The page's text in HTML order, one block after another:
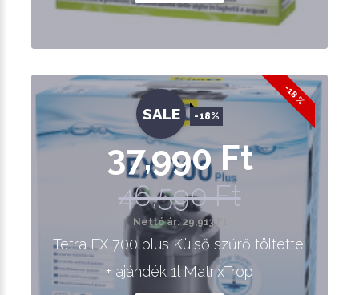
-18 %
SALE -18%
37,990 Ft
46,590 Ft
Nettó ár: 29,913 Ft
Tetra EX 700 plus Külső szűrő töltettel
+ ajándék 1l MatrixTrop